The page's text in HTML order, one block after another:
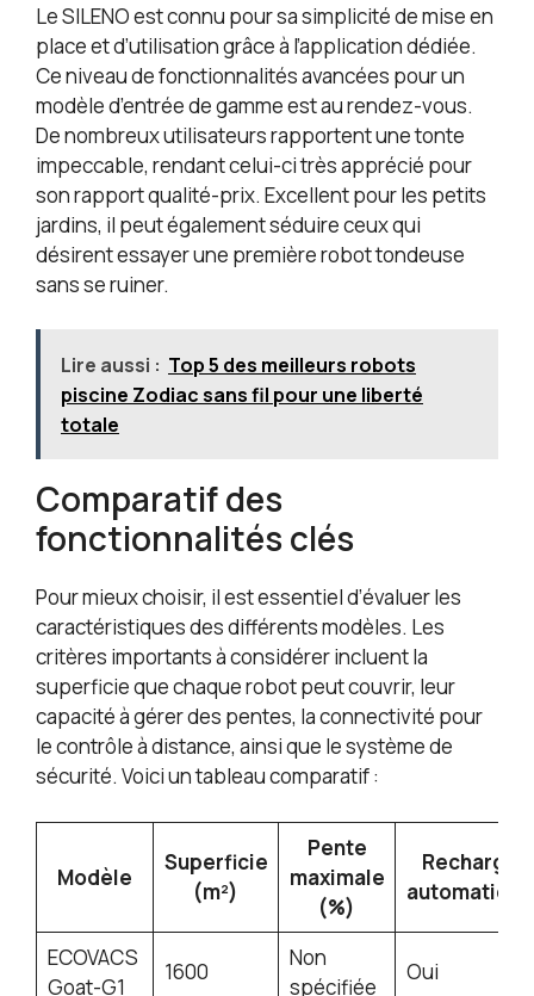
Le SILENO est connu pour sa simplicité de mise en
place et d’utilisation grâce à l’application dédiée.
Ce niveau de fonctionnalités avancées pour un
modèle d’entrée de gamme est au rendez-vous.
De nombreux utilisateurs rapportent une tonte
impeccable, rendant celui-ci très apprécié pour
son rapport qualité-prix. Excellent pour les petits
jardins, il peut également séduire ceux qui
désirent essayer une première robot tondeuse
sans se ruiner.
Lire aussi : Top 5 des meilleurs robots
piscine Zodiac sans fil pour une liberté
totale
Comparatif des
fonctionnalités clés
Pour mieux choisir, il est essentiel d’évaluer les
caractéristiques des différents modèles. Les
critères importants à considérer incluent la
superficie que chaque robot peut couvrir, leur
capacité à gérer des pentes, la connectivité pour
le contrôle à distance, ainsi que le système de
sécurité. Voici un tableau comparatif :
Modèle
Superficie
(m²)
Pente
maximale
(%)
Recharge
automatique
ECOVACS
Goat-G1
1600
Non
spécifiée
Oui